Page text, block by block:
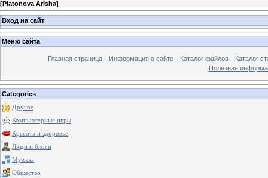
[Platonova Arisha]
Вход на сайт
Меню сайта
Главная страница Информация о сайте Каталог файлов
Каталог
Полезная
Categories
Другое
Компьютерные игры
Красота и здоровье
Люди и блоги
Музыка
Общество